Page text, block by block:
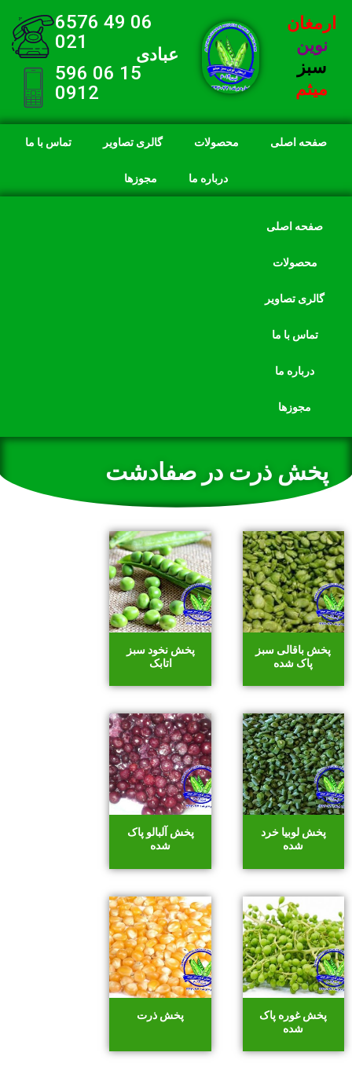
ارمغان
نوین
سبز
میثم
06 49 6576
021
عبادی
15 06 596
0912
صفحه اصلی محصولات گالری تصاویر تماس با ما
درباره ما مجوزها
صفحه اصلی
محصولات
گالری تصاویر
تماس با ما
درباره ما
مجوزها
پخش ذرت در صفادشت
پخش باقالی سبز
پاک شده
پخش نخود سبز
اتابک
پخش لوبیا خرد
شده
پخش آلبالو پاک
شده
پخش غوره پاک
شده
پخش ذرت